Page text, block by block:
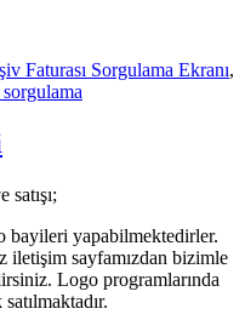
Faturası Sorgulama Ekranı,
bayileri yapabilmektedirler.
iletişim sayfamızdan bizimle
Logo programlarında